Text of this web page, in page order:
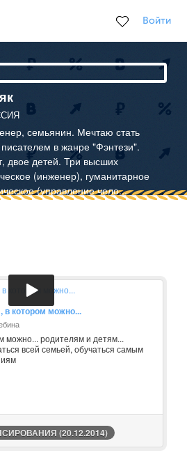
Войти
семьянин. Мечтаю стать
в жанре "Фэнтези".
двое детей. Три высших
(инженер), гуманитарное
(управление чело...
котором можно...
можно... родителям и детям...
всей семьей, обучаться самым
(20.12.2014)